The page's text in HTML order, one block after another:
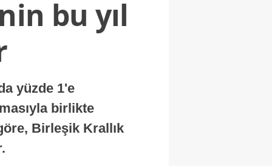
bu yıl
yüzde 1'e
birlikte
Birleşik Krallık